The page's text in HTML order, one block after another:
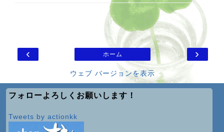
‹ ›
ホーム
ウェブ バージョンを表示
フォローよろしくお願いします！
Tweets by actionkk